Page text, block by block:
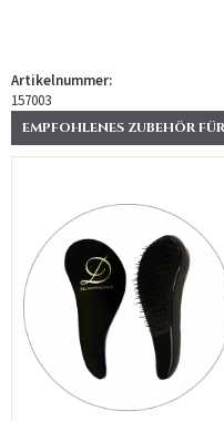
Artikelnummer:
157003
EMPFOHLENES ZUBEHÖR